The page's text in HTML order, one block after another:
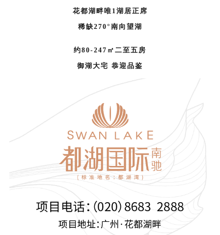
花都湖畔唯1湖居正席
稀缺270°南向望湖
约80-247㎡二至五房
御湖大宅 恭迎品鉴